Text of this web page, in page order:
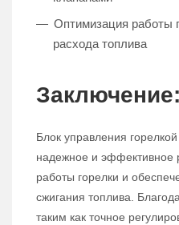
Оптимизация работы
расхода топлива
Заключение:
Блок управления
надежное и эффективное
работы горелки и
сжигания топлива.
таким как точное